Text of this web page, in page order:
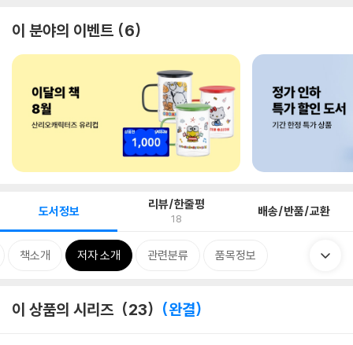
이 분야의 이벤트 6
도서정보 리뷰/한줄평
18 배송/반품/교환
책소개 저자 소개 관련분류 품목정보
이 상품의 시리즈 23 완결